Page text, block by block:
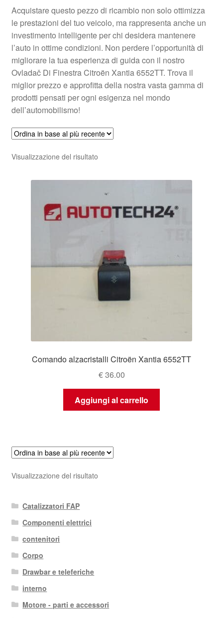
Spedizione in tutto il mondo
Termini e condizioni
Acquistare questo pezzo di ricambio non solo ottimizza
le prestazioni del tuo veicolo, ma rappresenta anche un
investimento intelligente per chi desidera mantenere
l’auto in ottime condizioni. Non perdere l’opportunità di
migliorare la tua esperienza di guida con il nostro
Ovladač Di Finestra Citroën Xantia 6552TT. Trova il
miglior prezzo e approfitta della nostra vasta gamma di
prodotti pensati per ogni esigenza nel mondo
dell’automobilismo!
Visualizzazione del risultato
Comando alzacristalli Citroën Xantia 6552TT
€36.00
Aggiungi al carrello
Visualizzazione del risultato
Catalizzatori FAP
Componenti elettrici
contenitori
Corpo
Drawbar e teleferiche
interno
Motore - parti e accessori